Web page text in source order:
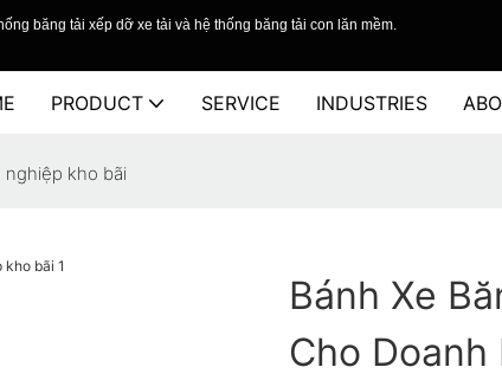
băng tải xếp dỡ xe tải và hệ thống băng tải con lăn mềm.
PRODUCT SERVICE INDUSTRIES
kho bãi
Bánh Xe
Cho